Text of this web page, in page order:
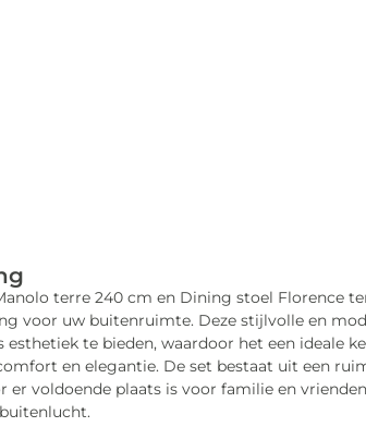
terre 240 cm en Dining stoel Florence
voor uw buitenruimte. Deze stijlvolle en
te bieden, waardoor het een ideale
en elegantie. De set bestaat uit een
er voldoende plaats is voor familie en